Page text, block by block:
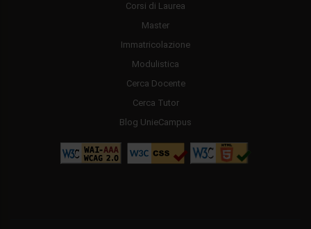
Corsi di Laurea
Master
Immatricolazione
Modulistica
Cerca Docente
Cerca Tutor
Blog UnieCampus